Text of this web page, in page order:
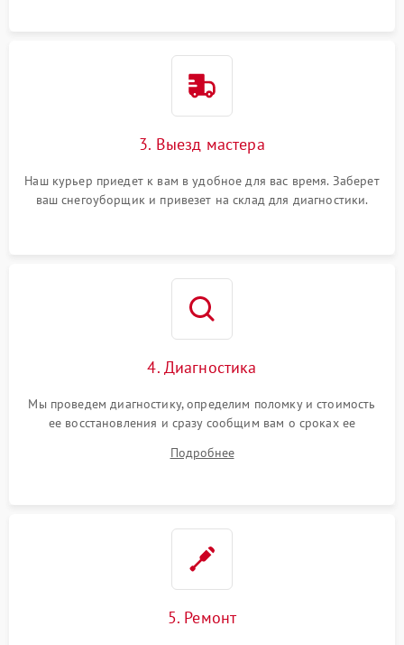
3. Выезд мастера
Наш курьер приедет к вам в удобное для вас время. Заберет
ваш снегоуборщик и привезет на склад для диагностики.
4. Диагностика
Мы проведем диагностику, определим поломку и стоимость
ее восстановления и сразу сообщим вам о сроках ее
Подробнее
5. Ремонт